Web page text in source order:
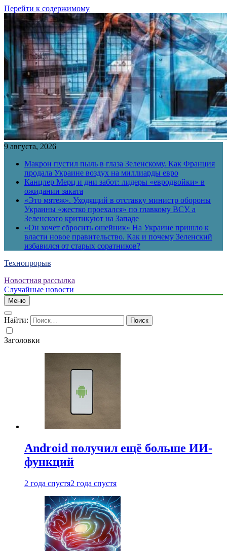
Перейти к содержимому
9 августа, 2026
Макрон пустил пыль в глаза Зеленскому. Как Франция
продала Украине воздух на миллиарды евро
Канцлер Мерц и дни забот: лидеры «евродвойки» в
ожидании заката
«Это мятеж». Уходящий в отставку министр обороны
Украины «жестко проехался» по главкому ВСУ, а
Зеленского критикуют на Западе
«Он хочет сбросить ошейник» На Украине пришло к
власти новое правительство. Как и почему Зеленский
избавился от старых соратников?
Технопрорыв
Новостная рассылка
Случайные новости
Меню
Найти:
Заголовки
Android получил ещё больше ИИ-
функций
2 года спустя2 года спустя